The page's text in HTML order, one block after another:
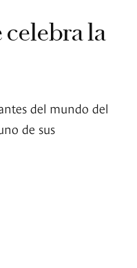
celebra la
del mundo del
de sus